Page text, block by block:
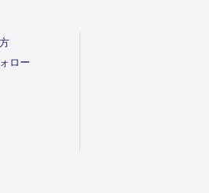
ロー